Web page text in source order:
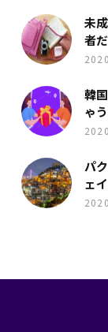
未
者
韓
ゃ
パ
ェ